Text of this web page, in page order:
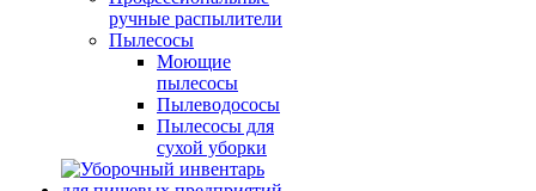
ручные распылители
Пылесосы
Моющие
пылесосы
Пылеводососы
Пылесосы для
сухой уборки